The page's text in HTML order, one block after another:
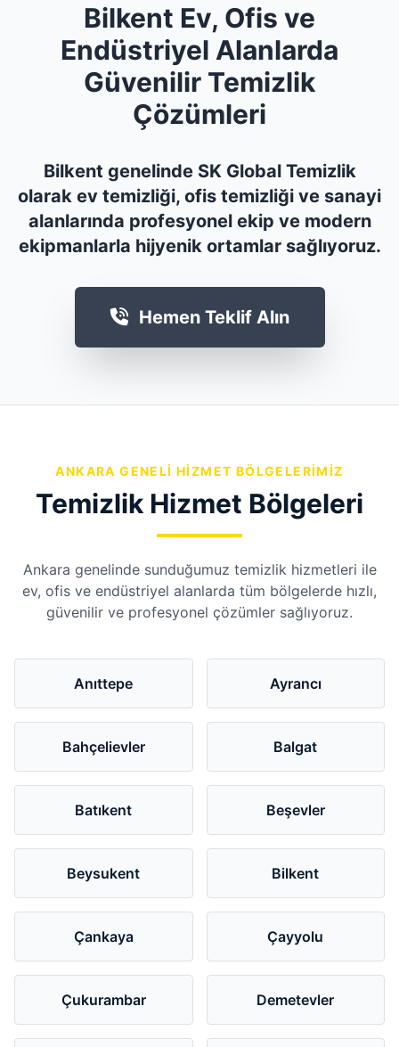
Bilkent Ev, Ofis ve
Endüstriyel Alanlarda
Güvenilir Temizlik
Çözümleri
Bilkent genelinde SK Global Temizlik
olarak ev temizliği, ofis temizliği ve sanayi
alanlarında profesyonel ekip ve modern
ekipmanlarla hijyenik ortamlar sağlıyoruz.
Hemen Teklif Alın
ANKARA GENELI HIZMET BÖLGELERIMIZ
Temizlik Hizmet Bölgeleri
Ankara genelinde sunduğumuz temizlik hizmetleri ile
ev, ofis ve endüstriyel alanlarda tüm bölgelerde hızlı,
güvenilir ve profesyonel çözümler sağlıyoruz.
Anıttepe Ayrancı
Bahçelievler Balgat
Batıkent Beşevler
Beysukent Bilkent
Çankaya Çayyolu
Çukurambar Demetevler